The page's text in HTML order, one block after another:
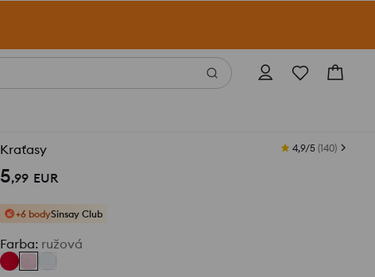
Kraťasy 4,9/5 (140)
5,99 EUR
+6 bodySinsay Club
Farba: ružová